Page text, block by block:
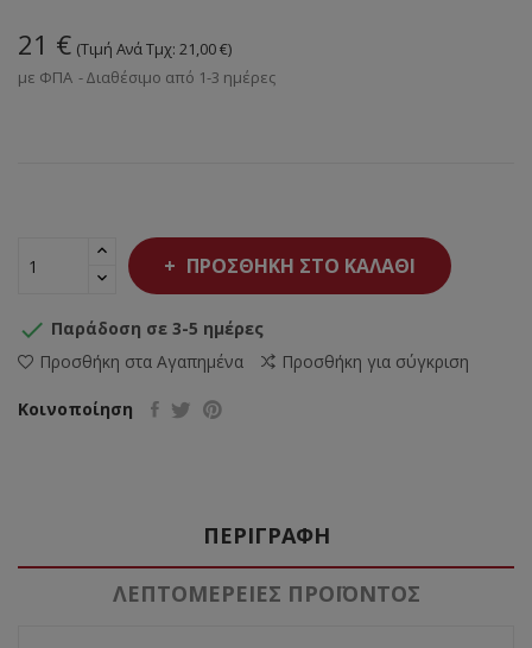
21 € (Τιμή Ανά Τμχ: 21,00 €)
με ΦΠΑ
Διαθέσιμο από 1-3 ημέρες
ΠΡΟΣΘΉΚΗ ΣΤΟ ΚΑΛΆΘΙ
 Παράδοση σε 3-5 ημέρες
Προσθήκη στα Αγαπημένα
Προσθήκη για σύγκριση
Κοινοποίηση
ΠΕΡΙΓΡΑΦΉ
ΛΕΠΤΟΜΈΡΕΙΕΣ ΠΡΟΪΌΝΤΟΣ